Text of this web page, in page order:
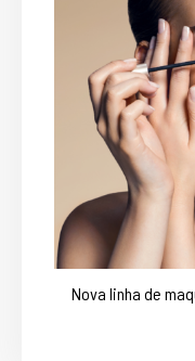
Nova linha de